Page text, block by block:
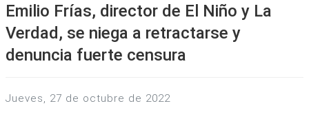
Emilio Frías, director de El Niño y La
Verdad, se niega a retractarse y
denuncia fuerte censura
jueves, 27 de octubre de 2022